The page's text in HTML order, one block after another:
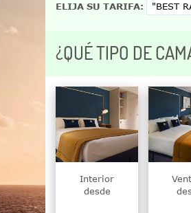
ELIJA SU TARIFA:
¿QUÉ TIPO DE
Interior
desde